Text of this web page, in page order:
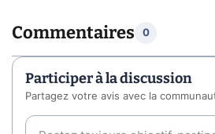
Commentaires 0
Participer à la discussion
Partagez votre avis avec la